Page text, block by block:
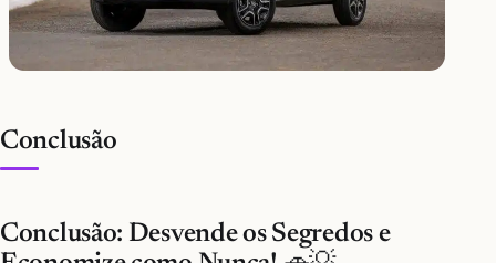
Conclusão
Conclusão: Desvende os Segredos e